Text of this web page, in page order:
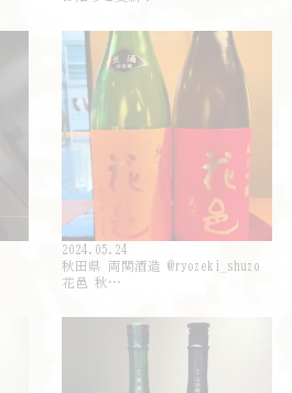
2024.05.24
秋田県 両関酒造 @ryozeki_shuzo
花邑 秋…